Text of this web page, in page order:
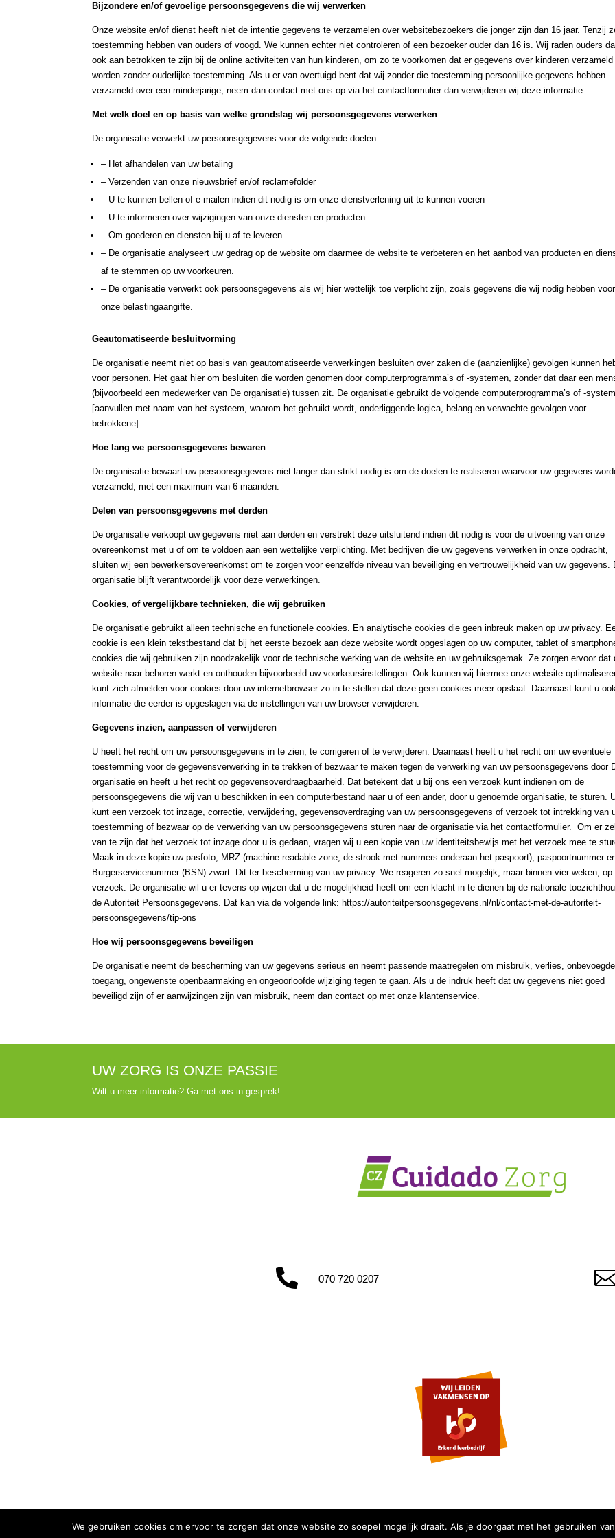
Bijzondere en/of gevoelige persoonsgegevens die wij verwerken
Onze website en/of dienst heeft niet de intentie gegevens te verzamelen over websitebezoekers die jonger zijn dan 16 jaar. Tenzij
toestemming hebben van ouders of voogd. We kunnen echter niet controleren of een bezoeker ouder dan 16 is. Wij raden ouders
ook aan betrokken te zijn bij de online activiteiten van hun kinderen, om zo te voorkomen dat er gegevens over kinderen verzameld
worden zonder ouderlijke toestemming. Als u er van overtuigd bent dat wij zonder die toestemming persoonlijke gegevens hebben
verzameld over een minderjarige, neem dan contact met ons op via het contactformulier dan verwijderen wij deze informatie.
Met welk doel en op basis van welke grondslag wij persoonsgegevens verwerken
De organisatie verwerkt uw persoonsgegevens voor de volgende doelen:
– Het afhandelen van uw betaling
– Verzenden van onze nieuwsbrief en/of reclamefolder
– U te kunnen bellen of e-mailen indien dit nodig is om onze dienstverlening uit te kunnen voeren
– U te informeren over wijzigingen van onze diensten en producten
– Om goederen en diensten bij u af te leveren
– De organisatie analyseert uw gedrag op de website om daarmee de website te verbeteren en het aanbod van producten en
af te stemmen op uw voorkeuren.
– De organisatie verwerkt ook persoonsgegevens als wij hier wettelijk toe verplicht zijn, zoals gegevens die wij nodig hebben voor
onze belastingaangifte.
Geautomatiseerde besluitvorming
De organisatie neemt niet op basis van geautomatiseerde verwerkingen besluiten over zaken die (aanzienlijke) gevolgen kunnen
voor personen. Het gaat hier om besluiten die worden genomen door computerprogramma’s of -systemen, zonder dat daar een
(bijvoorbeeld een medewerker van De organisatie) tussen zit. De organisatie gebruikt de volgende computerprogramma’s of -
[aanvullen met naam van het systeem, waarom het gebruikt wordt, onderliggende logica, belang en verwachte gevolgen voor
betrokkene]
Hoe lang we persoonsgegevens bewaren
De organisatie bewaart uw persoonsgegevens niet langer dan strikt nodig is om de doelen te realiseren waarvoor uw gegevens
verzameld, met een maximum van 6 maanden.
Delen van persoonsgegevens met derden
De organisatie verkoopt uw gegevens niet aan derden en verstrekt deze uitsluitend indien dit nodig is voor de uitvoering van onze
overeenkomst met u of om te voldoen aan een wettelijke verplichting. Met bedrijven die uw gegevens verwerken in onze opdracht,
sluiten wij een bewerkersovereenkomst om te zorgen voor eenzelfde niveau van beveiliging en vertrouwelijkheid van uw gegevens.
organisatie blijft verantwoordelijk voor deze verwerkingen.
Cookies, of vergelijkbare technieken, die wij gebruiken
De organisatie gebruikt alleen technische en functionele cookies. En analytische cookies die geen inbreuk maken op uw privacy.
cookie is een klein tekstbestand dat bij het eerste bezoek aan deze website wordt opgeslagen op uw computer, tablet of
cookies die wij gebruiken zijn noodzakelijk voor de technische werking van de website en uw gebruiksgemak. Ze zorgen ervoor dat
website naar behoren werkt en onthouden bijvoorbeeld uw voorkeursinstellingen. Ook kunnen wij hiermee onze website
kunt zich afmelden voor cookies door uw internetbrowser zo in te stellen dat deze geen cookies meer opslaat. Daarnaast kunt u
informatie die eerder is opgeslagen via de instellingen van uw browser verwijderen.
Gegevens inzien, aanpassen of verwijderen
U heeft het recht om uw persoonsgegevens in te zien, te corrigeren of te verwijderen. Daarnaast heeft u het recht om uw eventuele
toestemming voor de gegevensverwerking in te trekken of bezwaar te maken tegen de verwerking van uw persoonsgegevens door
organisatie en heeft u het recht op gegevensoverdraagbaarheid. Dat betekent dat u bij ons een verzoek kunt indienen om de
persoonsgegevens die wij van u beschikken in een computerbestand naar u of een ander, door u genoemde organisatie, te sturen.
kunt een verzoek tot inzage, correctie, verwijdering, gegevensoverdraging van uw persoonsgegevens of verzoek tot intrekking van
toestemming of bezwaar op de verwerking van uw persoonsgegevens sturen naar de organisatie via het contactformulier. Om er
van te zijn dat het verzoek tot inzage door u is gedaan, vragen wij u een kopie van uw identiteitsbewijs met het verzoek mee te
Maak in deze kopie uw pasfoto, MRZ (machine readable zone, de strook met nummers onderaan het paspoort), paspoortnummer
Burgerservicenummer (BSN) zwart. Dit ter bescherming van uw privacy. We reageren zo snel mogelijk, maar binnen vier weken, op
verzoek. De organisatie wil u er tevens op wijzen dat u de mogelijkheid heeft om een klacht in te dienen bij de nationale
de Autoriteit Persoonsgegevens. Dat kan via de volgende link: https://autoriteitpersoonsgegevens.nl/nl/contact-met-de-autoriteit-
persoonsgegevens/tip-ons
Hoe wij persoonsgegevens beveiligen
De organisatie neemt de bescherming van uw gegevens serieus en neemt passende maatregelen om misbruik, verlies, onbevoegde
toegang, ongewenste openbaarmaking en ongeoorloofde wijziging tegen te gaan. Als u de indruk heeft dat uw gegevens niet goed
beveiligd zijn of er aanwijzingen zijn van misbruik, neem dan contact op met onze klantenservice.
UW ZORG IS ONZE PASSIE
Wilt u meer informatie? Ga met ons in gesprek!
 070 720 0207
We gebruiken cookies om ervoor te zorgen dat onze website zo soepel mogelijk draait. Als je doorgaat met het gebruiken